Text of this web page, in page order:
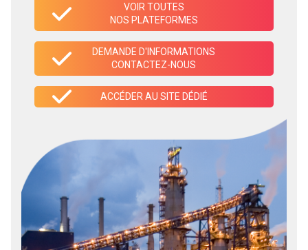
VOIR TOUTES
NOS PLATEFORMES
DEMANDE D'INFORMATIONS
CONTACTEZ-NOUS
ACCÉDER AU SITE DÉDIÉ